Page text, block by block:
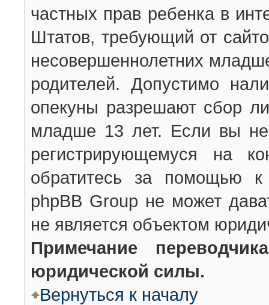
частных прав ребенка в
Штатов, требующий от
несовершеннолетних
родителей. Допустимо
опекуны разрешают сбор
младше 13 лет. Если вы
регистрирующемуся на
обратитесь за помощью к
phpBB Group не может
не является объектом
Примечание
юридической силы.
Вернуться к началу